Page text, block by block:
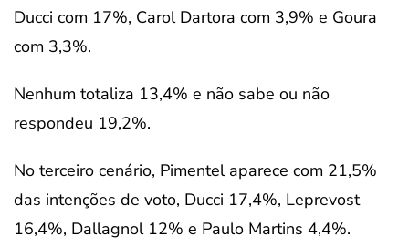
Ducci com 17%, Carol Dartora com 3,9% e Goura
com 3,3%.
Nenhum totaliza 13,4% e não sabe ou não
respondeu 19,2%.
No terceiro cenário, Pimentel aparece com 21,5%
das intenções de voto, Ducci 17,4%, Leprevost
16,4%, Dallagnol 12% e Paulo Martins 4,4%.